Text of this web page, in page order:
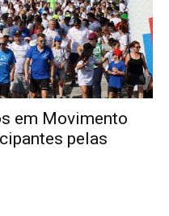
em Movimento
pelas